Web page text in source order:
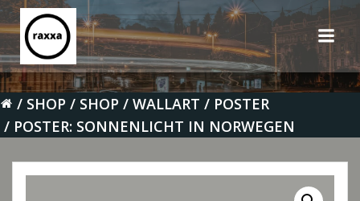
Zum
Inhalt
springen
SHOP SHOP WALLART
POSTER
POSTER: SONNENLICHT IN NORWEGEN